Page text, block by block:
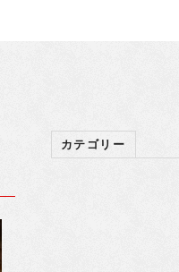
カテゴリー